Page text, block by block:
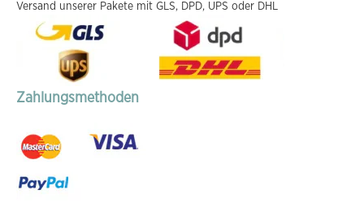
Versand unserer Pakete mit GLS, DPD, UPS oder DHL
Zahlungsmethoden